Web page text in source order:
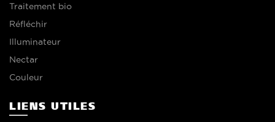
Traitement bio
Réfléchir
Illuminateur
Nectar
Couleur
LIENS UTILES